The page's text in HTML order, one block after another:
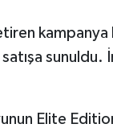
sunuldu.
Elite